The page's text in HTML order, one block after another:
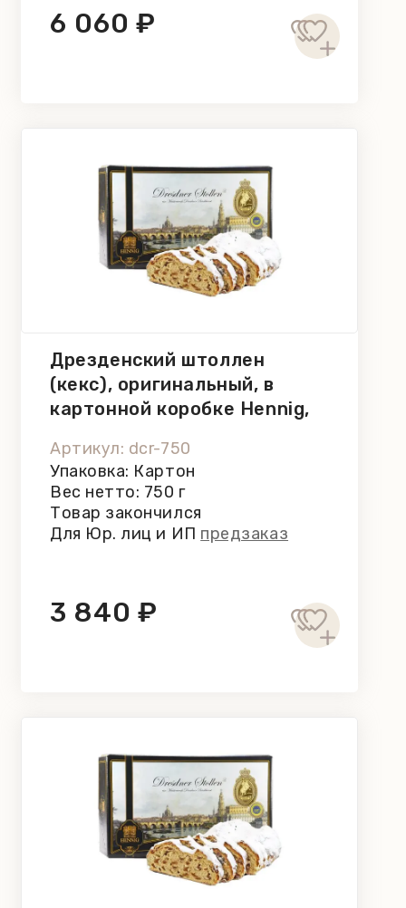
6 060 ₽
Дрезденский штоллен
(кекс), оригинальный, в
картонной коробке Hennig,
Артикул: dcr-750
Упаковка: Картон
Вес нетто: 750 г
Товар закончился
Для Юр. лиц и ИП предзаказ
3 840 ₽